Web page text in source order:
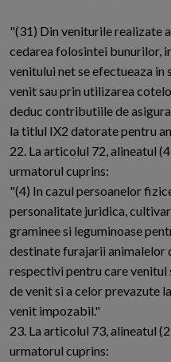
"(31) Din veniturile realizate
cedarea folosintei bunurilor,
venitului net se efectueaza in
venit sau prin utilizarea
deduc contributiile de
la titlul IX2 datorate pentru
22. La articolul 72, alineatul
urmatorul cuprins:
"(4) In cazul persoanelor
personalitate juridica,
graminee si leguminoase
destinate furajarii
respectivi pentru care
de venit si a celor prevazute
venit impozabil."
23. La articolul 73, alineatul
urmatorul cuprins: